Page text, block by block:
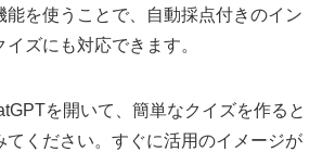
能を使うことで、自動採点付きのイン
ズにも対応できます。
を開いて、簡単なクイズを作ると
てください。すぐに活用のイメージが